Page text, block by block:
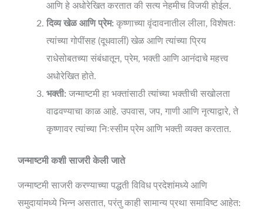
आणि हे अधोरेखित करतात की सत्य नेहमीच विजयी होईल.
दिव्य खेळ आणि प्रेम: कृष्णाच्या वृंदावनातील लीला, विशेषतः
त्यांच्या गोपींसह (दूधवालीं) खेळ आणि त्यांच्या प्रिय
राधेसोबतच्या संबंधातून, प्रेम, भक्ती आणि आनंदाचे महत्त्व
अधोरेखित होते.
भक्ती: जन्माष्टमी हा भक्तांसाठी त्यांच्या भक्तीची सखोलता
वाढवण्याचा काळ आहे. उपवास, जप, गाणी आणि नृत्याद्वारे, ते
कृष्णावर त्यांच्या निःस्सीम प्रेम आणि भक्ती व्यक्त करतात.
जन्माष्टमी कशी साजरी केली जाते
जन्माष्टमी साजरी करण्याच्या पद्धती विविध प्रदेशांमध्ये आणि
समुदायांमध्ये भिन्न असतात, परंतु काही सामान्य प्रथा समाविष्ट आहेत: